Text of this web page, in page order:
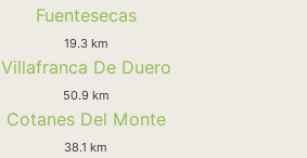
Fuentesecas
19.3 km
Villafranca De Duero
50.9 km
Cotanes Del Monte
38.1 km